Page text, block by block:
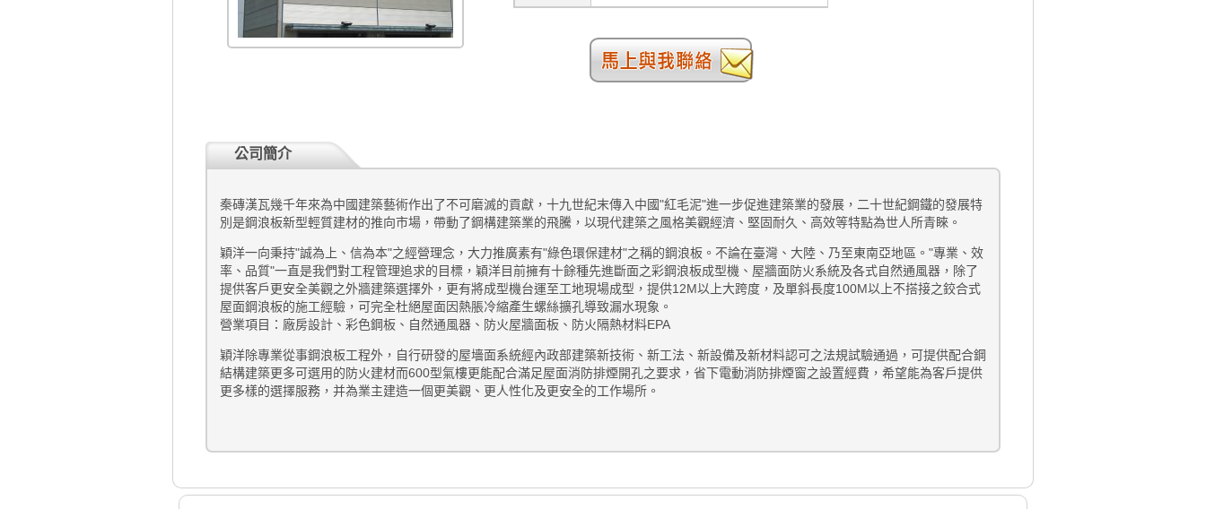
公司簡介
秦磚漢瓦幾千年來為中國建築藝術作出了不可磨滅的貢獻，十九世紀末傳入中國"紅毛泥"進一步促進建築業的發展，二十世紀鋼鐵的發展特
別是鋼浪板新型輕質建材的推向市場，帶動了鋼構建築業的飛騰，以現代建築之風格美觀經濟、堅固耐久、高效等特點為世人所青睞。
穎洋一向秉持"誠為上、信為本"之經營理念，大力推廣素有"綠色環保建材"之稱的鋼浪板。不論在臺灣、大陸、乃至東南亞地區。"專業、效
率、品質"一直是我們對工程管理追求的目標，穎洋目前擁有十餘種先進斷面之彩鋼浪板成型機、屋牆面防火系統及各式自然通風器，除了
提供客戶更安全美觀之外牆建築選擇外，更有將成型機台運至工地現場成型，提供12M以上大跨度，及單斜長度100M以上不搭接之鉸合式
屋面鋼浪板的施工經驗，可完全杜絕屋面因熱脹冷縮產生螺絲擴孔導致漏水現象。
營業項目：廠房設計、彩色鋼板、自然通風器、防火屋牆面板、防火隔熱材料EPA
穎洋除專業從事鋼浪板工程外，自行研發的屋墻面系統經內政部建築新技術、新工法、新設備及新材料認可之法規試驗通過，可提供配合鋼
結構建築更多可選用的防火建材而600型氣樓更能配合滿足屋面消防排煙開孔之要求，省下電動消防排煙窗之設置經費，希望能為客戶提供
更多樣的選擇服務，并為業主建造一個更美觀、更人性化及更安全的工作場所。